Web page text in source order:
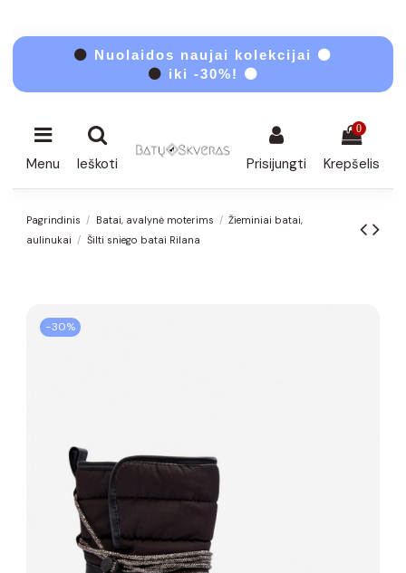
⚫ Nuolaidos naujai kolekcijai ⚫
⚫ iki -30%! ⚫
Menu Ieškoti Prisijungti
0
Krepšelis
Pagrindinis Batai, avalynė moterims
Žieminiai batai,
aulinukai
Šilti sniego batai Rilana
−30%